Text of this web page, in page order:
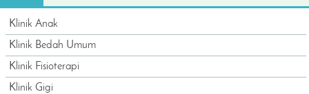
Klinik Anak
Klinik Bedah Umum
Klinik Fisioterapi
Klinik Gigi